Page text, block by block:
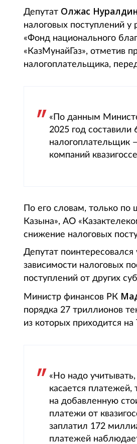
Депутат Олжас
налоговых поступлений у
«Фонд национального
«КазМунайГаз», отметив
налогоплательщика,
«По данным
2025 год
налогоплательщик
компаний
По его словам, только
Казына», АО
снижение налоговых
Депутат
зависимости налоговых
поступлений от других
Министр финансов РК
порядка 27 триллионов
из которых приходится
«Но надо
касается
на добавленную
платежи от
заплатил 172
платежей